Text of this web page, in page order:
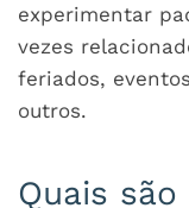
experimentar
vezes
feriados,
outros.
Quais